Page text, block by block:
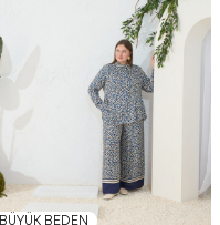
BÜYÜK BEDEN